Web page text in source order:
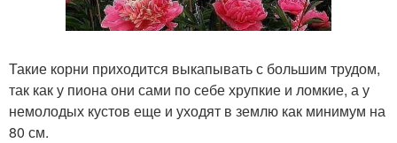
Такие корни приходится выкапывать с большим трудом,
так как у пиона они сами по себе хрупкие и ломкие, а у
немолодых кустов еще и уходят в землю как минимум на
80 см.